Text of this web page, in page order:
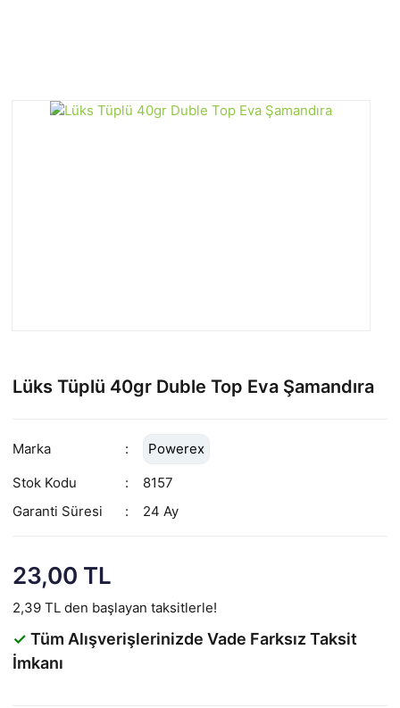
Lüks Tüplü 40gr Duble Top Eva Şamandıra
Marka
Powerex
Stok Kodu
8157
Garanti Süresi
24 Ay
23,00 TL
2,39 TL den başlayan taksitlerle!
✓ Tüm Alışverişlerinizde Vade Farksız Taksit
İmkanı